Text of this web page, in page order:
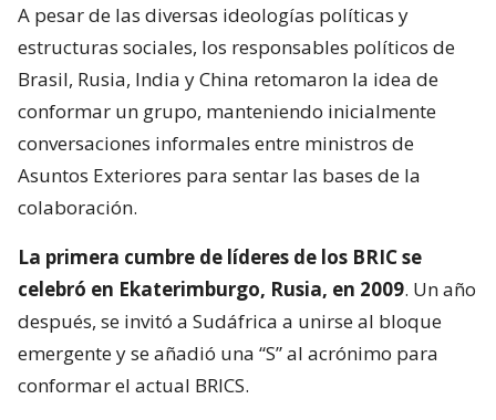
A pesar de las diversas ideologías políticas y
estructuras sociales, los responsables políticos de
Brasil, Rusia, India y China retomaron la idea de
conformar un grupo, manteniendo inicialmente
conversaciones informales entre ministros de
Asuntos Exteriores para sentar las bases de la
colaboración.
La primera cumbre de líderes de los BRIC se
celebró en Ekaterimburgo, Rusia, en 2009. Un año
después, se invitó a Sudáfrica a unirse al bloque
emergente y se añadió una “S” al acrónimo para
conformar el actual BRICS.